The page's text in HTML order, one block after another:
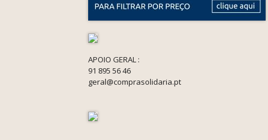
APOIO GERAL :
91 895 56 46
geral@comprasolidaria.pt